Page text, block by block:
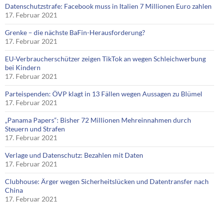
Datenschutzstrafe: Facebook muss in Italien 7 Millionen Euro zahlen
17. Februar 2021
Grenke – die nächste BaFin-Herausforderung?
17. Februar 2021
EU-Verbraucherschützer zeigen TikTok an wegen Schleichwerbung
bei Kindern
17. Februar 2021
Parteispenden: ÖVP klagt in 13 Fällen wegen Aussagen zu Blümel
17. Februar 2021
„Panama Papers“: Bisher 72 Millionen Mehreinnahmen durch
Steuern und Strafen
17. Februar 2021
Verlage und Datenschutz: Bezahlen mit Daten
17. Februar 2021
Clubhouse: Ärger wegen Sicherheitslücken und Datentransfer nach
China
17. Februar 2021